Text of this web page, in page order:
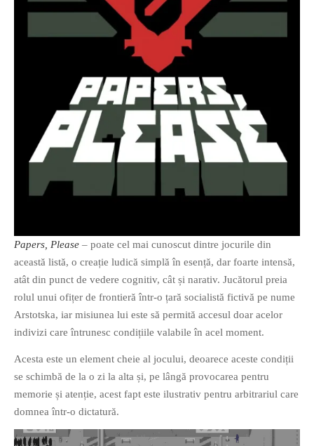
If you like movies, words and
mind games, then this is the
own acrostics and describing
famous movies by using the
very letters of their titles!
RASFOIESTE
PAGINI
Ce fac?
Clasicul „Despre mine…”
Descarca povestirea Floare
Download 101 Movie
Acrostics!
PRIETENI APROPIATI
Victor Sosea – Designer
Papers, Please – poate cel mai cunoscut dintre jocurile din
această listă, o creație ludică simplă în esență, dar foarte intensă,
atât din punct de vedere cognitiv, cât și narativ. Jucătorul preia
rolul unui ofițer de frontieră într-o țară socialistă fictivă pe nume
Arstotska, iar misiunea lui este să permită accesul doar acelor
indivizi care întrunesc condițiile valabile în acel moment.
Acesta este un element cheie al jocului, deoarece aceste condiții
se schimbă de la o zi la alta și, pe lângă provocarea pentru
memorie și atenție, acest fapt este ilustrativ pentru arbitrariul care
domnea într-o dictatură.